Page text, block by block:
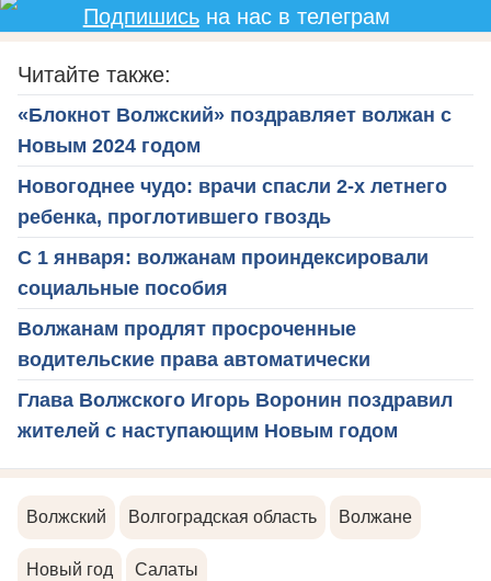
Подпишисьна нас в телеграм
Читайте также:
«Блокнот Волжский» поздравляет волжан с
Новым 2024 годом
Новогоднее чудо: врачи спасли 2-х летнего
ребенка, проглотившего гвоздь
С 1 января: волжанам проиндексировали
социальные пособия
Волжанам продлят просроченные
водительские права автоматически
Глава Волжского Игорь Воронин поздравил
жителей с наступающим Новым годом
Волжский Волгоградская область Волжане
Новый год Салаты